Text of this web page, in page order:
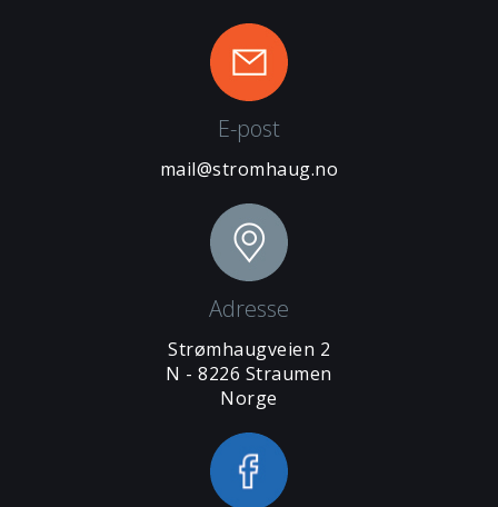
E-post
mail@stromhaug.no
Adresse
Strømhaugveien 2
N - 8226 Straumen
Norge